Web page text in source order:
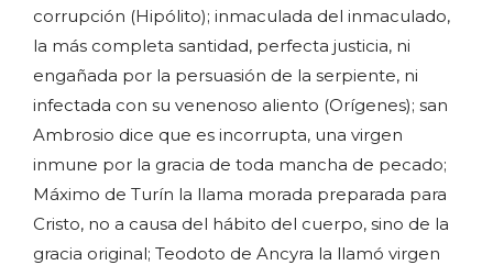
corrupción (Hipólito); inmaculada del inmaculado,
la más completa santidad, perfecta justicia, ni
engañada por la persuasión de la serpiente, ni
infectada con su venenoso aliento (Orígenes); san
Ambrosio dice que es incorrupta, una virgen
inmune por la gracia de toda mancha de pecado;
Máximo de Turín la llama morada preparada para
Cristo, no a causa del hábito del cuerpo, sino de la
gracia original; Teodoto de Ancyra la llamó virgen